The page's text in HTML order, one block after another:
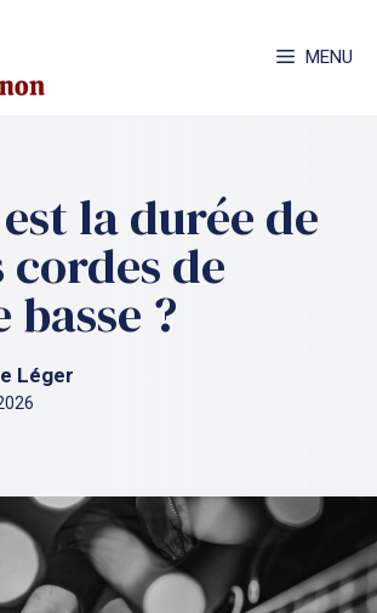
MENU
la durée de
cordes de
?
Léger